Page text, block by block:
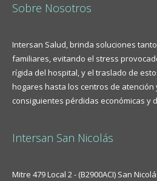
Sobre Nosotros
Intersan Salud, brinda soluciones
familiares, evitando el stress
rígida del hospital, y el traslado de
hogares hasta los centros de atención
consiguientes pérdidas económicas y
Intersan San Nicolás
Mitre 479 Local 2 - (B2900ACI) San